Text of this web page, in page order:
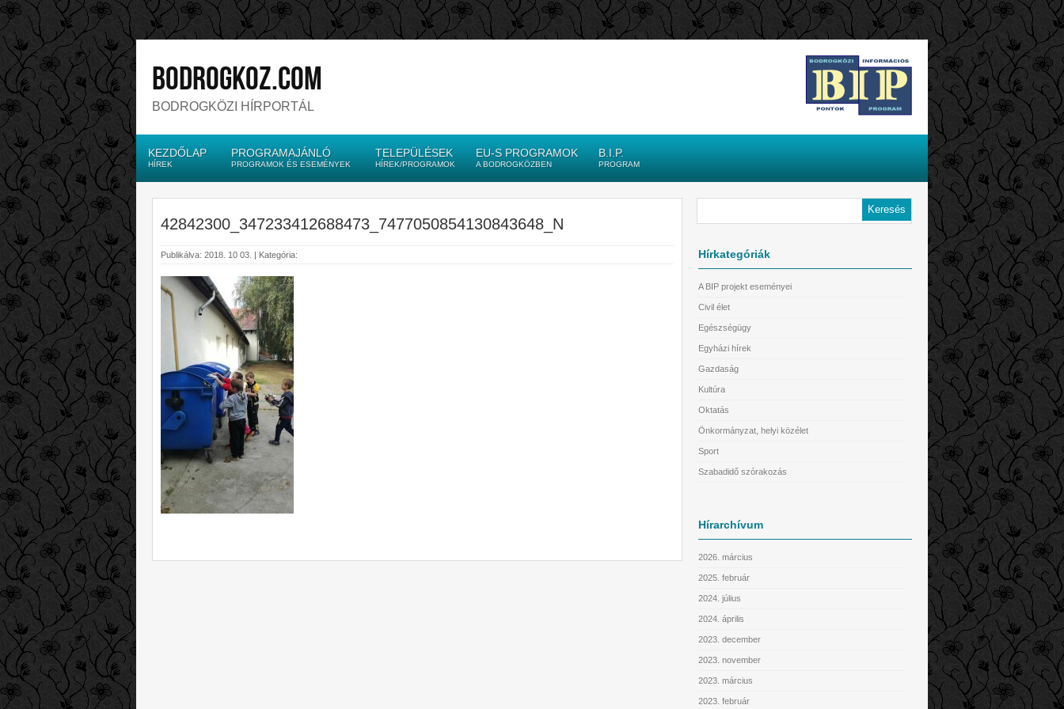
bodrogkoz.com
BODROGKÖZI HÍRPORTÁL
KEZDŐLAP
HÍREK
PROGRAMAJÁNLÓ
PROGRAMOK ÉS ESEMÉNYEK
TELEPÜLÉSEK
HÍREK/PROGRAMOK
EU-S PROGRAMOK
A BODROGKÖZBEN
B.I.P.
PROGRAM
42842300_347233412688473_7477050854130843648_N
Publikálva: 2018. 10 03. | Kategória: Hírkategóriák
A BIP projekt eseményei
Civil élet
Egészségügy
Egyházi hírek
Gazdaság
Kultúra
Oktatás
Önkormányzat, helyi közélet
Sport
Szabadidő szórakozás
Hírarchívum
2026. március
2025. február
2024. július
2024. április
2023. december
2023. november
2023. március
2023. február